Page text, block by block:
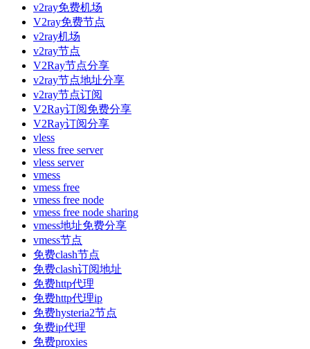
v2ray免费机场
V2ray免费节点
v2ray机场
v2ray节点
V2Ray节点分享
v2ray节点地址分享
v2ray节点订阅
V2Ray订阅免费分享
V2Ray订阅分享
vless
vless free server
vless server
vmess
vmess free
vmess free node
vmess free node sharing
vmess地址免费分享
vmess节点
免费clash节点
免费clash订阅地址
免费http代理
免费http代理ip
免费hysteria2节点
免费ip代理
免费proxies